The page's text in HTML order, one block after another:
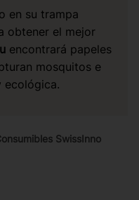
SwissInno
en su trampa
obtener el mejor
encontrará papeles
mosquitos e
ecológica.